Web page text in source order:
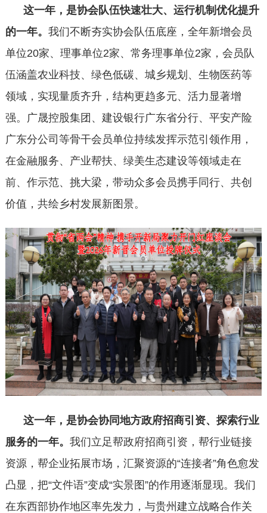
这一年，是协会队伍快速壮大、运行机制优化提升
的一年。 我们不断夯实协会队伍底座，全年新增会员
单位20家、理事单位2家、常务理事单位2家，会员队
伍涵盖农业科技、绿色低碳、城乡规划、生物医药等
领域，实现量质齐升，结构更趋多元、活力显著增
强。广晟控股集团、建设银行广东省分行、平安产险
广东分公司等骨干会员单位持续发挥示范引领作用，
在金融服务、产业帮扶、绿美生态建设等领域走在
前、作示范、挑大梁，带动众多会员携手同行、共创
价值，共绘乡村发展新图景。
这一年，是协会协同地方政府招商引资、探索行业
服务的一年。 我们立足帮政府招商引资，帮行业链接
资源，帮企业拓展市场，汇聚资源的“连接者”角色愈发
凸显，把“文件语”变成“实景图”的作用逐渐显现。我们
在东西部协作地区率先发力，与贵州建立战略合作关